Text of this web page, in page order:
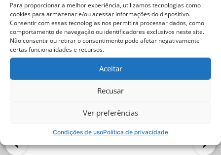
Para proporcionar a melhor experiência, utilizamos tecnologias como
cookies para armazenar e/ou acessar informações do dispositivo.
Consentir com essas tecnologias nos permitirá processar dados, como
comportamento de navegação ou identificadores exclusivos neste site.
Não consentir ou retirar o consentimento pode afetar negativamente
certas funcionalidades e recursos.
Aceitar
Recusar
Ver preferências
Condições de usoPolítica de privacidade
com a qualidade e os padrões ambientais garante que
este revestimento atende às certificações ISO
9001:2015 e ISO 14001:2015, oferecendo um produto
construído para resistir ao teste do tempo e aos
elementos.
Transforme seu caminhão com a barra de rolamento
esportiva preta fosca da Tessera4x4 – uma afirmação
de força, segurança e sofisticação para o seu 4x4.
Encontrar mais
- 19% Desconto